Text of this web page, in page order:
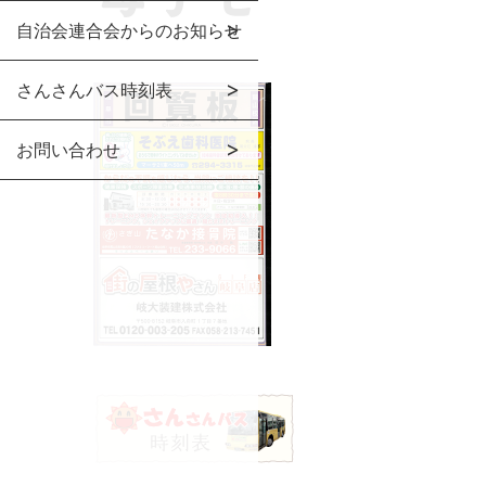
自治会連合会からのお知らせ
さんさんバス時刻表
お問い合わせ